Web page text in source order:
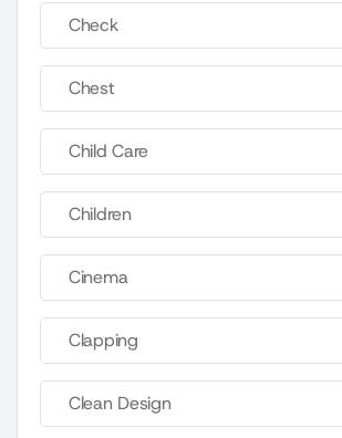
Check
Chest
Child Care
Children
Cinema
Clapping
Clean Design